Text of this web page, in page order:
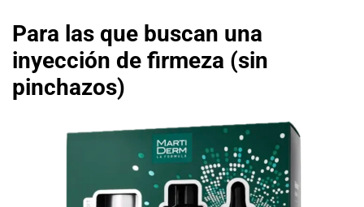
Para las que buscan una
inyección de firmeza (sin
pinchazos)